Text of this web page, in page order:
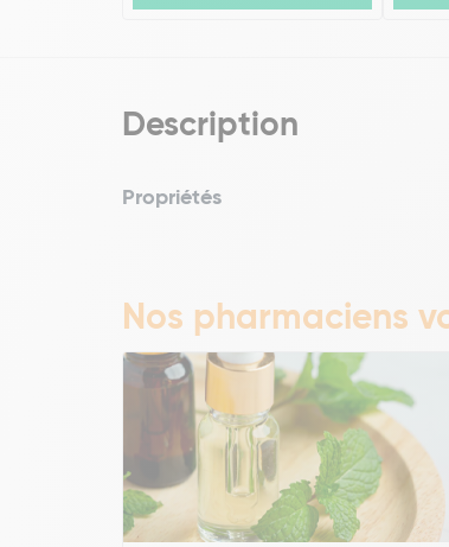
Description
Propriétés
Nos pharmaciens